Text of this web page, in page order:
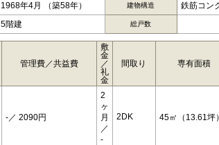
1968年4月 （築58年） 建物構造 鉄筋コン
5階建 総戸数
管理費／共益費
敷
金
／
礼
金
間取り 専有面積
-／ 2090円
2
ヶ
月
／
-
2DK 45㎡ （13.61坪）